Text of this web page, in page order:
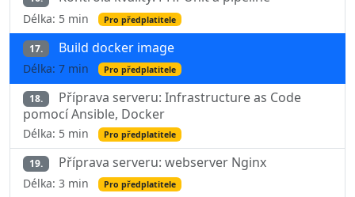
Délka: 5 min Pro předplatitele
17. Build docker image
Délka: 7 min Pro předplatitele
18.
Příprava serveru: Infrastructure as Code
pomocí Ansible, Docker
Délka: 5 min Pro předplatitele
19. Příprava serveru: webserver Nginx
Délka: 3 min Pro předplatitele